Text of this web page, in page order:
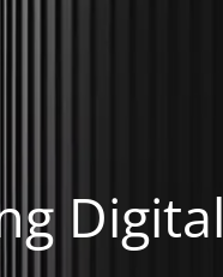
Digital